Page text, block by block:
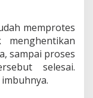
memprotes
sampai proses
selesai.